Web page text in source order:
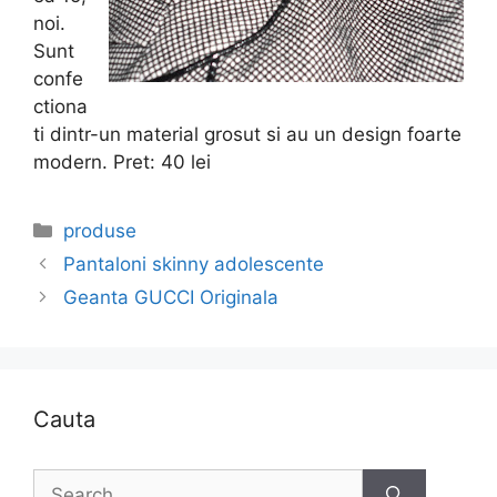
noi.
Sunt
confe
ctiona
ti dintr-un material grosut si au un design foarte
modern. Pret: 40 lei
Categories
produse
Pantaloni skinny adolescente
Geanta GUCCI Originala
Cauta